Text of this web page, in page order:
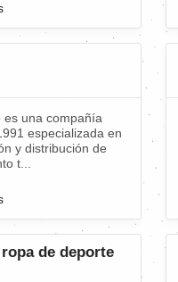
es una compañía
especializada en
y distribución de
t...
de deporte